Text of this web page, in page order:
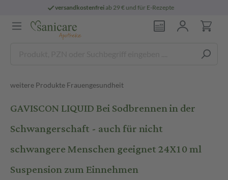
persönlichepharmazeutische
weitere Produkte Frauengesundheit
GAVISCON LIQUID Bei Sodbrennen in der
Schwangerschaft - auch für nicht
schwangere Menschen geeignet 24X10 ml
Suspension zum Einnehmen